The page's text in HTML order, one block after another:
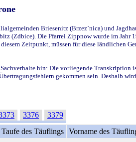
Briesenitz (Brzez`nica) und
(Zdbice). Die Pfarrei Zippnow wurde im
Zeitpunkt, müssen für diese ländlichen
hin: Die vorliegende
gekommen sein. Deshalb
3376
3379
Taufe des Täuflings Vorname des